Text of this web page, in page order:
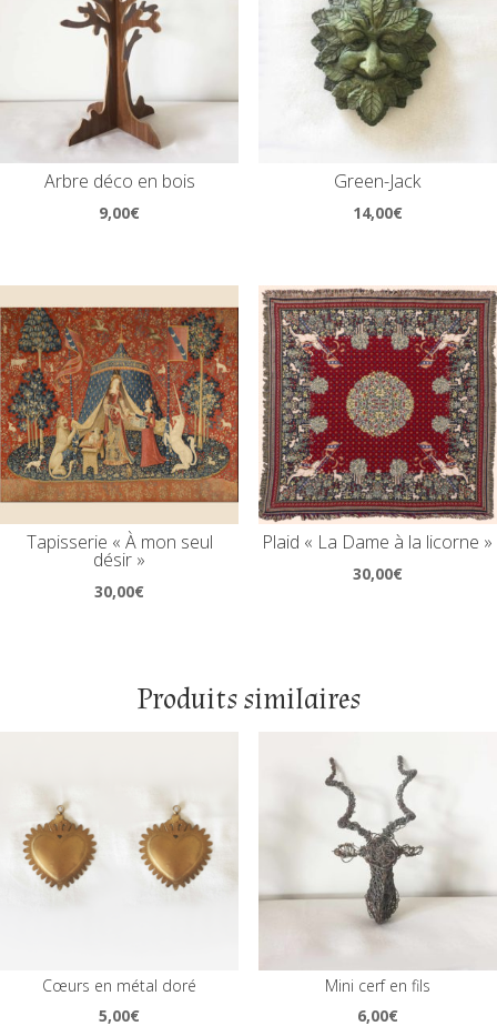
Arbre déco en bois
9,00€
Green-Jack
14,00€
Tapisserie « À mon seul
désir »
30,00€
Plaid « La Dame à la licorne »
30,00€
Produits similaires
Cœurs en métal doré
5,00€
Mini cerf en fils
6,00€